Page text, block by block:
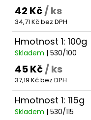
42 Kč/ ks
34,71 Kč bez DPH
Hmotnost 1: 100g
Skladem | 530/100
45 Kč/ ks
37,19 Kč bez DPH
Hmotnost 1: 115g
Skladem | 530/115